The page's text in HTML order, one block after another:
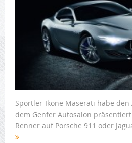
Sportler-Ikone Maserati habe
dem Genfer Autosalon
Renner auf Porsche 911 oder